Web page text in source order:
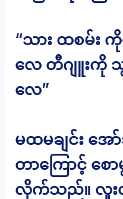
“သား ထစမ်း
လေ တီဂျူးကို သွ
လေ”
မထမချင်း အ
တာကြောင့် စေ
လိုက်သည်။ လူး